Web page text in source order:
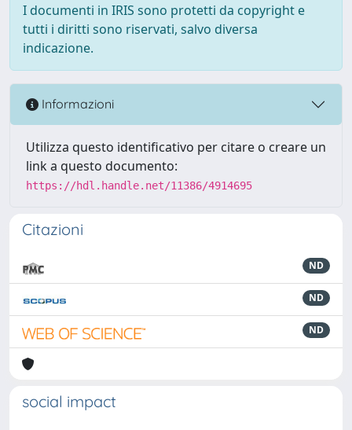
I documenti in IRIS sono protetti da copyright e
tutti i diritti sono riservati, salvo diversa
indicazione.
Informazioni
Utilizza questo identificativo per citare o creare un
link a questo documento:
https://hdl.handle.net/11386/4914695
Citazioni
ND
ND
ND
social impact